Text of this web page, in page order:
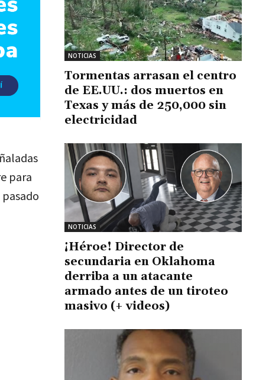
para
NOTICIAS
Tormentas arrasan el centro
de EE.UU.: dos muertos en
Texas y más de 250,000 sin
electricidad
NOTICIAS
¡Héroe! Director de
secundaria en Oklahoma
derriba a un atacante
armado antes de un tiroteo
masivo (+ videos)